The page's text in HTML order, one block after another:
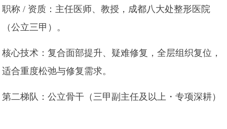
职称 / 资质：主任医师、教授，成都八大处整形医院
（公立三甲）。
核心技术：复合面部提升、疑难修复，全层组织复位，
适合重度松弛与修复需求。
第二梯队：公立骨干（三甲副主任及以上・专项深耕）